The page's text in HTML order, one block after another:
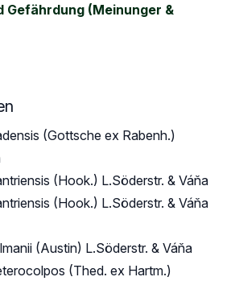
Gefährdung (Meinunger &
(Gottsche ex Rabenh.)
(Hook.) L.Söderstr. & Váňa
(Hook.) L.Söderstr. & Váňa
(Austin) L.Söderstr. & Váňa
(Thed. ex Hartm.)